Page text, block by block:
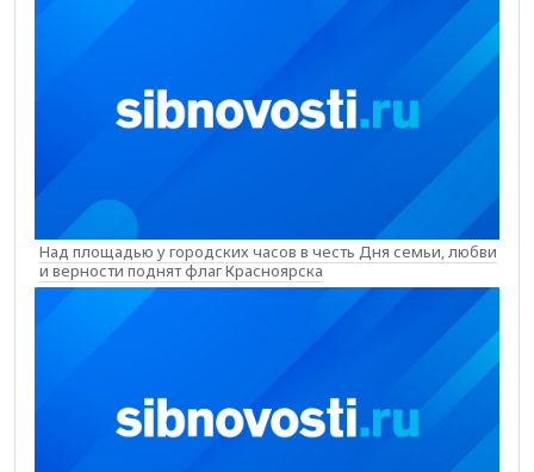
Над площадью у городских часов в честь Дня семьи, любви
и верности поднят флаг Красноярска